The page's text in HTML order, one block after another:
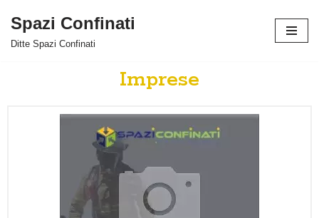
Vai
Spazi Confinati
Ditte Spazi Confinati
Imprese